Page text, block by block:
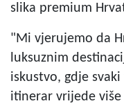
slika premium
"Mi vjerujemo da
luksuznim
iskustvo, gdje
itinerar vrijede